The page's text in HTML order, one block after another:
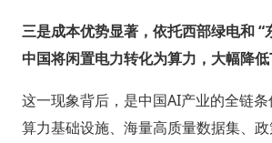
三是成本优势显著，依托西部绿电和 “
中国将闲置电力转化为算力，大幅降低
这一现象背后，是中国AI产业的全链
算力基础设施、海量高质量数据集、